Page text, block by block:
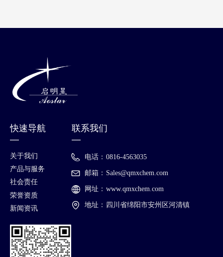
快速导航
—
关于我们
产品与服务
社会责任
荣誉资质
新闻资讯
联系我们
—
电话： 0816-4563035
邮箱： Sales@qmxchem.com
网址： www.qmxchem.com
地址： 四川省绵阳市安州区河清镇